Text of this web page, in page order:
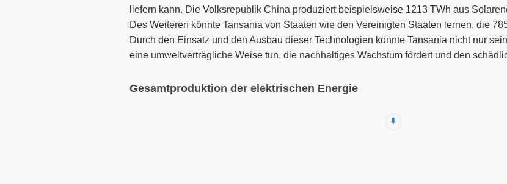
liefern kann. Die Volksrepublik China produziert beispielsweise 1213 TWh aus
Des Weiteren könnte Tansania von Staaten wie den Vereinigten Staaten lernen, die
Durch den Einsatz und den Ausbau dieser Technologien könnte Tansania nicht nur
eine umweltverträgliche Weise tun, die nachhaltiges Wachstum fördert und den
Gesamtproduktion der elektrischen Energie
⬇️